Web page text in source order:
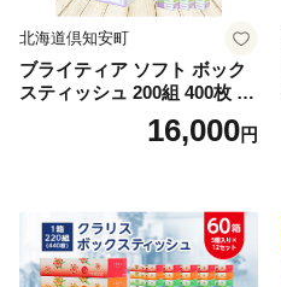
北海道倶知安町
ブライティア ソフト ボック
スティッシュ 200組 400枚 60
箱 日本製 まとめ買い ティッ
シュ リサイクル 長持 防災 常
倶知安町 日用品
16,000円